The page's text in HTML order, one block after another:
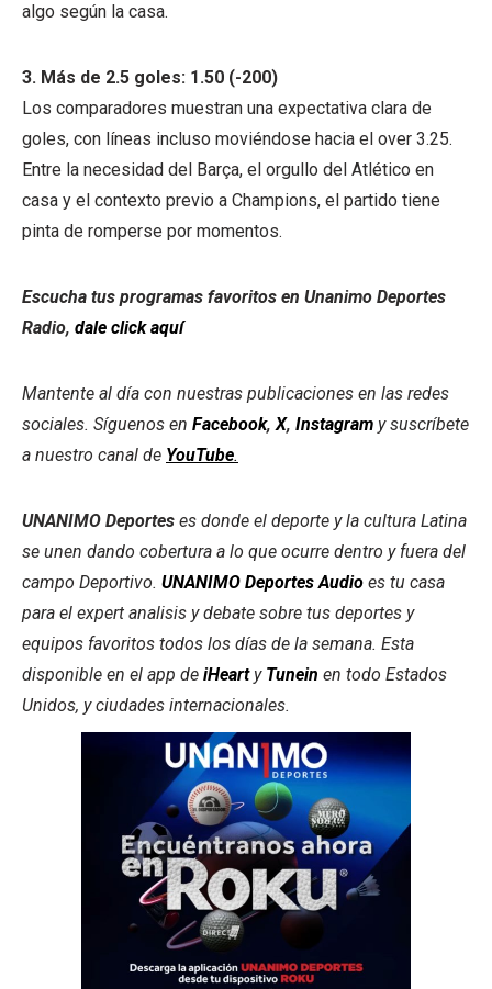
algo según la casa.
3. Más de 2.5 goles: 1.50 (-200)
Los comparadores muestran una expectativa clara de
goles, con líneas incluso moviéndose hacia el over 3.25.
Entre la necesidad del Barça, el orgullo del Atlético en
casa y el contexto previo a Champions, el partido tiene
pinta de romperse por momentos.
Escucha tus programas favoritos en Unanimo Deportes
Radio, dale click aquí
Mantente al día con nuestras publicaciones en las redes
sociales. Síguenos en Facebook,X, Instagram y suscríbete
a nuestro canal de YouTube.
UNANIMO Deportes es donde el deporte y la cultura Latina
se unen dando cobertura a lo que ocurre dentro y fuera del
campo Deportivo. UNANIMO Deportes Audio es tu casa
para el expert analisis y debate sobre tus deportes y
equipos favoritos todos los días de la semana. Esta
disponible en el app de iHeart y Tunein en todo Estados
Unidos, y ciudades internacionales.